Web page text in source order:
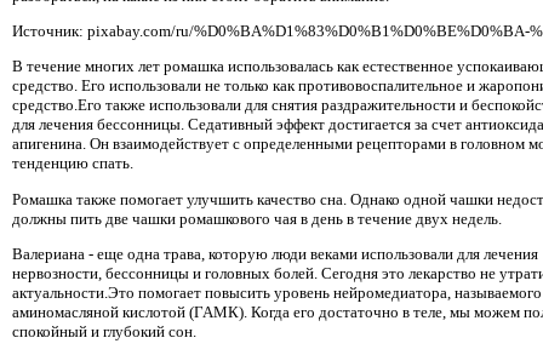
Источник: pixabay.com/ru/%D0%BA%D1%83%D0%B1%D0%BE%D0%BA-
В течение многих лет ромашка использовалась как естественное
средство. Его использовали не только как противовоспалительное и
средство.Его также использовали для снятия раздражительности и
для лечения бессонницы. Седативный эффект достигается за счет
апигенина. Он взаимодействует с определенными рецепторами в головном
тенденцию спать.
Ромашка также помогает улучшить качество сна. Однако одной чашки
должны пить две чашки ромашкового чая в день в течение двух недель.
Валериана - еще одна трава, которую люди веками использовали для лечения
нервозности, бессонницы и головных болей. Сегодня это лекарство не
актуальности.Это помогает повысить уровень нейромедиатора,
аминомасляной кислотой (ГАМК). Когда его достаточно в теле, мы можем
спокойный и глубокий сон.